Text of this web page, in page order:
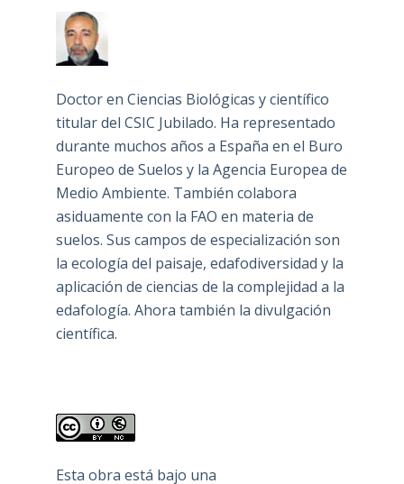
Doctor en Ciencias Biológicas y científico
titular del CSIC Jubilado. Ha representado
durante muchos años a España en el Buro
Europeo de Suelos y la Agencia Europea de
Medio Ambiente. También colabora
asiduamente con la FAO en materia de
suelos. Sus campos de especialización son
la ecología del paisaje, edafodiversidad y la
aplicación de ciencias de la complejidad a la
edafología. Ahora también la divulgación
científica.
Esta obra está bajo una